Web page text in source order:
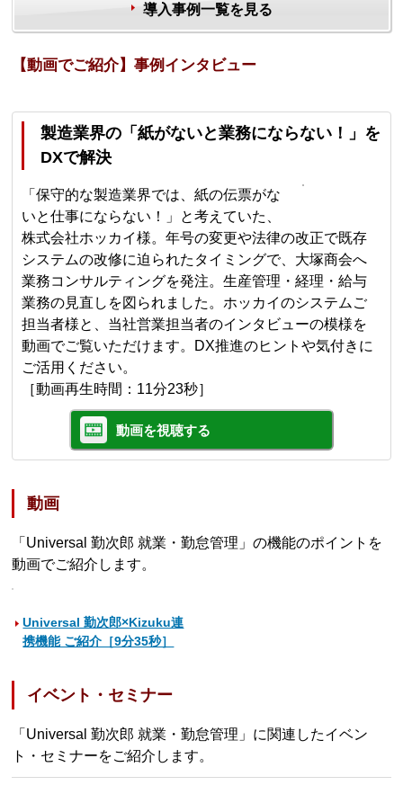
導入事例一覧を見る
【動画でご紹介】事例インタビュー
製造業界の「紙がないと業務にならない！」を
DXで解決
「保守的な製造業界では、紙の伝票がな
いと仕事にならない！」と考えていた、
株式会社ホッカイ様。年号の変更や法律の改正で既存
システムの改修に迫られたタイミングで、大塚商会へ
業務コンサルティングを発注。生産管理・経理・給与
業務の見直しを図られました。ホッカイのシステムご
担当者様と、当社営業担当者のインタビューの模様を
動画でご覧いただけます。DX推進のヒントや気付きに
ご活用ください。
［動画再生時間：11分23秒］
動画を視聴する
動画
「Universal 勤次郎 就業・勤怠管理」の機能のポイントを
動画でご紹介します。
Universal 勤次郎×Kizuku連
携機能 ご紹介［9分35秒］
イベント・セミナー
「Universal 勤次郎 就業・勤怠管理」に関連したイベン
ト・セミナーをご紹介します。